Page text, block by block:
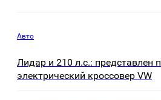
Авто
Лидар и 210 л.с.: представлен
электрический кроссовер VW